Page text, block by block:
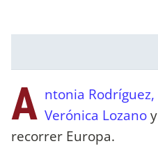
A ntonia Rodríguez,
Verónica Lozanoy
recorrer Europa.